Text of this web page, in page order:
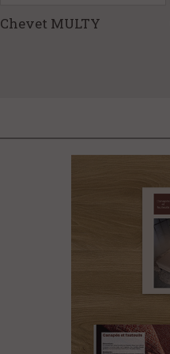
Chevet MULTY